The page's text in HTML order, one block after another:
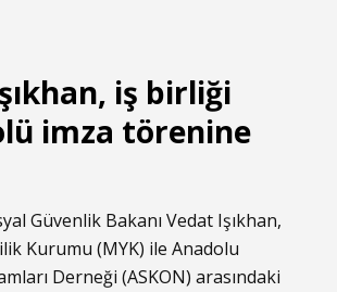
iş birliği
imza törenine
Güvenlik Bakanı Vedat Işıkhan,
Kurumu (MYK) ile Anadolu
Derneği (ASKON) arasındaki